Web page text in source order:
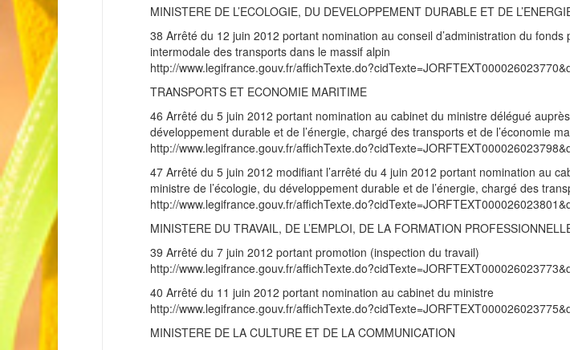
MINISTERE DE L’ECOLOGIE, DU DEVELOPPEMENT DURABLE ET DE
38 Arrêté du 12 juin 2012 portant nomination au conseil d’administration du fonds
intermodale des transports dans le massif alpin
http://www.legifrance.gouv.fr/
TRANSPORTS ET ECONOMIE MARITIME
46 Arrêté du 5 juin 2012 portant nomination au cabinet du ministre délégué
développement durable et de l’énergie, chargé des transports et de l’économie
http://www.legifrance.gouv.fr/
47 Arrêté du 5 juin 2012 modifiant l’arrêté du 4 juin 2012 portant nomination au
ministre de l’écologie, du développement durable et de l’énergie, chargé des
http://www.legifrance.gouv.fr/
MINISTERE DU TRAVAIL, DE L’EMPLOI, DE LA FORMATION
39 Arrêté du 7 juin 2012 portant promotion (inspection du travail)
http://www.legifrance.gouv.fr/
40 Arrêté du 11 juin 2012 portant nomination au cabinet du ministre
http://www.legifrance.gouv.fr/
MINISTERE DE LA CULTURE ET DE LA COMMUNICATION